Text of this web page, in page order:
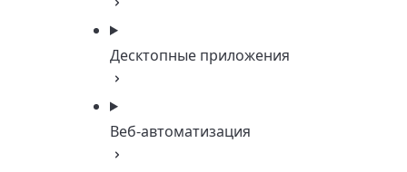
Десктопные приложения
Веб-автоматизация